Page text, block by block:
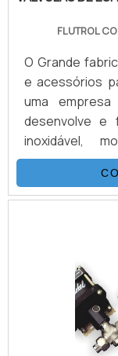
FLUTROL
O Grande
e acessórios
uma
desenvolve e
inoxidável,
principais ítens
Retenção,
Também
sistemas
sistemas para